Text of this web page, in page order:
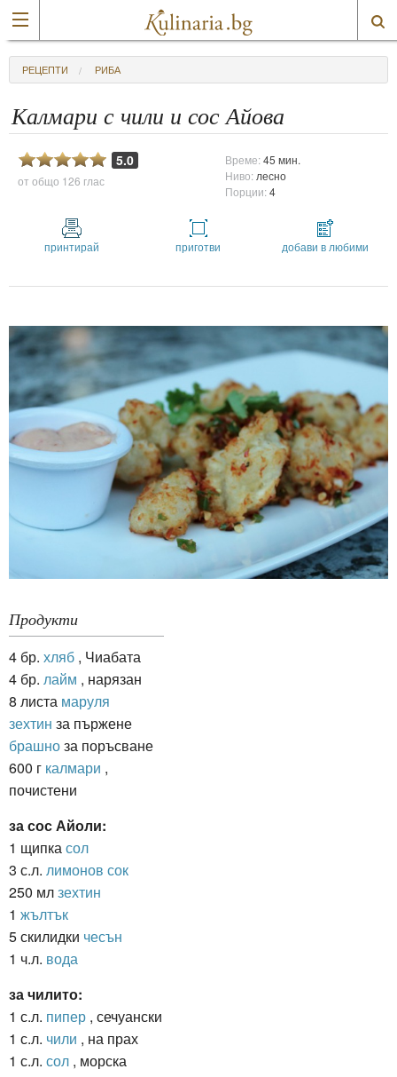
РЕЦЕПТИ РИБА
Калмари с чили и сос Айова
5.0
от общо 126 глас
Време:45 мин.
Ниво: лесно
Порции:4
принтирай приготви добави в любими
Продукти
4 бр. хляб , Чиабата
4 бр. лайм , нарязан
8 листа маруля
зехтин за пържене
брашноза поръсване
600 г калмари ,
почистени
за сос Айоли:
1 щипка сол
3 с.л. лимонов сок
250 млзехтин
1 жълтък
5 скилидки чесън
1 ч.л. вода
за чилито:
1 с.л. пипер , сечуански
1 с.л. чили , на прах
1 с.л. сол , морска